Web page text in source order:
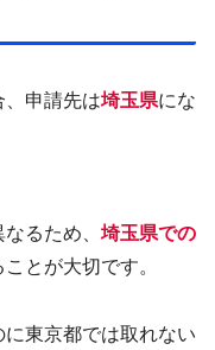
申請先は埼玉県にな
るため、 埼玉県での
とが大切です。
東京都では取れない